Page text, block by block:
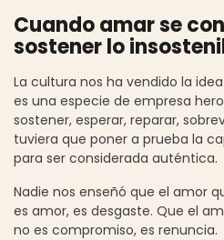
Cuando amar se
sostener lo
La cultura nos ha vendido la
es una especie de empresa
sostener, esperar, reparar,
tuviera que poner a prueba la
para ser considerada auténtica.
Nadie nos enseñó que el amor
es amor, es desgaste. Que el
no es compromiso, es renuncia.